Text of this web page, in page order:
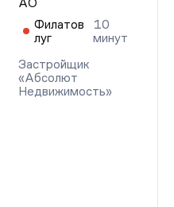
АО
Филатов
луг
10
минут
Застройщик
«Абсолют
Недвижимость»